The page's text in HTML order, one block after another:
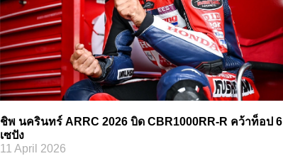
ชิพ นครินทร์ ARRC 2026 บิด CBR1000RR-R คว้าท็อป 6
เซปัง
11 April 2026